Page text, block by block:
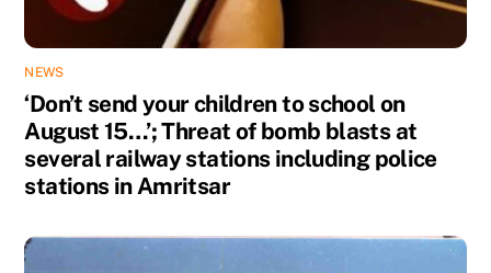
NEWS
‘Don’t send your children to school on
August 15…’; Threat of bomb blasts at
several railway stations including police
stations in Amritsar